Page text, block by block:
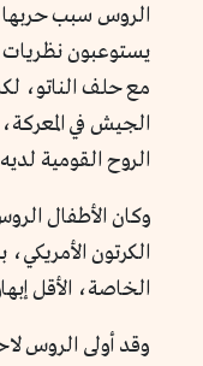
الروس سبب حربها
يستوعبون نظريات
مع حلف الناتو،
الجيش في
الروح القومية
وكان الأطفال
الكرتون
الخاصة، الأقل
وقد أولى الروس